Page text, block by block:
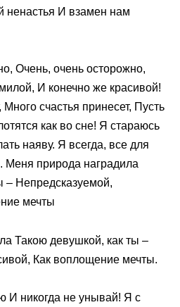
ненастья И взамен нам
Очень, очень осторожно,
И конечно же красивой!
счастья принесет, Пусть
как во сне! Я стараюсь
наяву. Я всегда, все для
природа наградила
– Непредсказуемой,
мечты
Такою девушкой, как ты –
Как воплощение мечты.
И никогда не унывай! Я с